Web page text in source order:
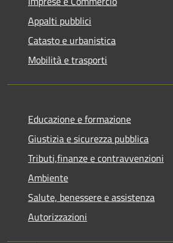
Appalti pubblici
Catasto e urbanistica
Mobilità e trasporti
Educazione e formazione
Giustizia e sicurezza pubblica
Tributi,finanze e contravvenzioni
Ambiente
Salute, benessere e assistenza
Autorizzazioni